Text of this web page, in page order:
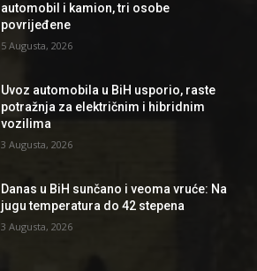
automobil i kamion, tri osobe
povrijeđene
5 Augusta, 2026
Uvoz automobila u BiH usporio, raste
potražnja za električnim i hibridnim
vozilima
3 Augusta, 2026
Danas u BiH sunčano i veoma vruće: Na
jugu temperatura do 42 stepena
3 Augusta, 2026